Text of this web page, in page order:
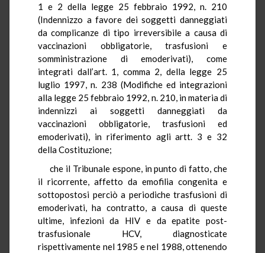
1 e 2 della legge 25 febbraio 1992, n. 210
(Indennizzo a favore dei soggetti danneggiati
da complicanze di tipo irreversibile a causa di
vaccinazioni obbligatorie, trasfusioni e
somministrazione di emoderivati), come
integrati dall’art. 1, comma 2, della legge 25
luglio 1997, n. 238 (Modifiche ed integrazioni
alla legge 25 febbraio 1992, n. 210, in materia di
indennizzi ai soggetti danneggiati da
vaccinazioni obbligatorie, trasfusioni ed
emoderivati), in riferimento agli artt. 3 e 32
della Costituzione;
che il Tribunale espone, in punto di fatto, che
il ricorrente, affetto da emofilia congenita e
sottopostosi perciò a periodiche trasfusioni di
emoderivati, ha contratto, a causa di queste
ultime, infezioni da HIV e da epatite post-
trasfusionale HCV, diagnosticate
rispettivamente nel 1985 e nel 1988, ottenendo